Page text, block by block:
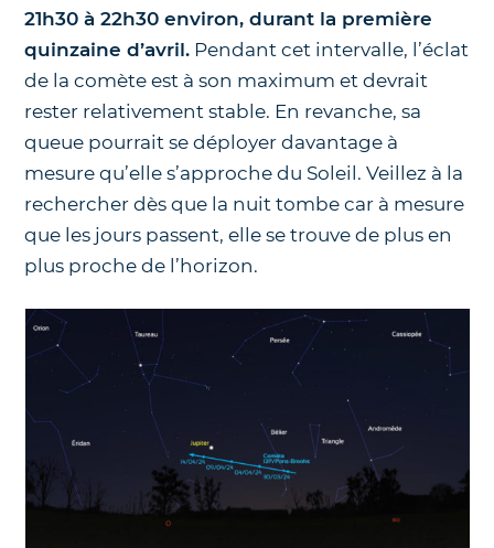
21h30 à 22h30 environ, durant la première
quinzaine d’avril. Pendant cet intervalle, l’éclat
de la comète est à son maximum et devrait
rester relativement stable. En revanche, sa
queue pourrait se déployer davantage à
mesure qu’elle s’approche du Soleil. Veillez à la
rechercher dès que la nuit tombe car à mesure
que les jours passent, elle se trouve de plus en
plus proche de l’horizon.